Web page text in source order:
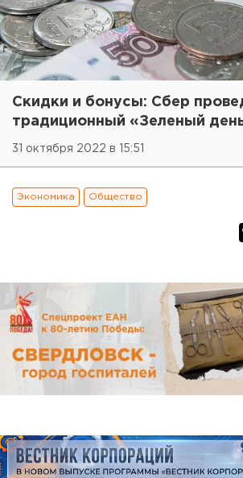
Скидки и бонусы: Сбер
традиционный «Зеленый
31 октября 2022 в 15:51
Экономика Общество